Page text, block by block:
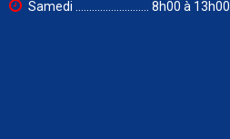
Samedi ........................... 8h00 à 13h00